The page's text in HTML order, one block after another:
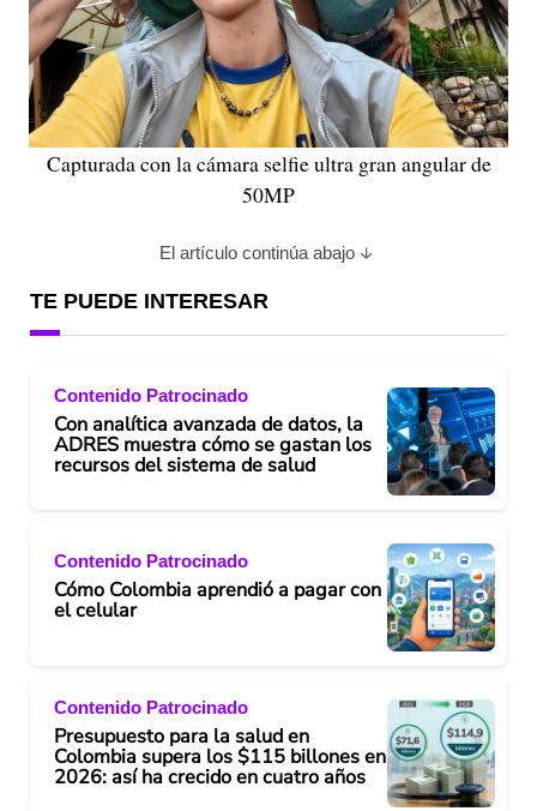
Capturada con la cámara selfie ultra gran angular de
50MP
El artículo continúa abajo
TE PUEDE INTERESAR
Contenido Patrocinado
Con analítica avanzada de datos, la
ADRES muestra cómo se gastan los
recursos del sistema de salud
Contenido Patrocinado
Cómo Colombia aprendió a pagar con
el celular
Contenido Patrocinado
Presupuesto para la salud en
Colombia supera los $115 billones en
2026: así ha crecido en cuatro años